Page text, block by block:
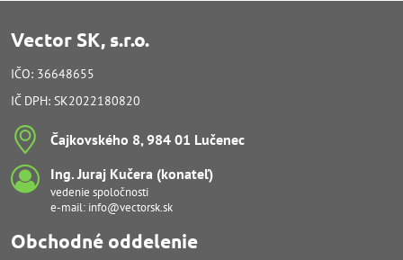
Vector SK, s.r.o.
IČO: 36648655
IČ DPH: SK2022180820
Čajkovského 8, 984 01 Lučenec
Ing​. Juraj Kučera (konateľ)
vedenie spoločnosti
e-mail: info@vectorsk.sk
Obchodné oddelenie